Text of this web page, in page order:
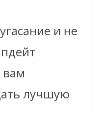
и не
лучшую